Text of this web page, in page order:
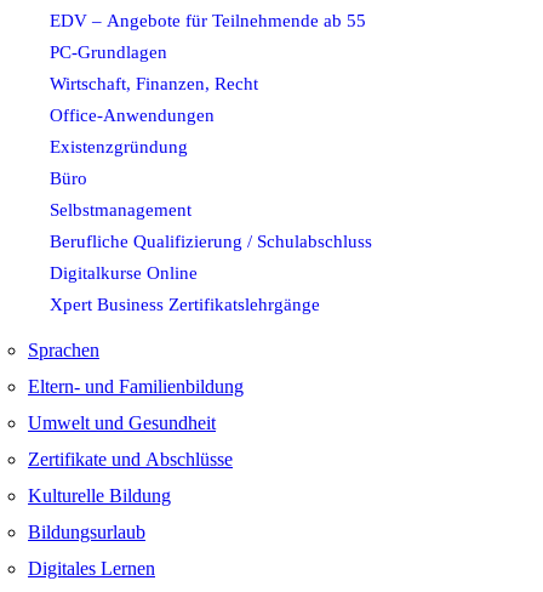
EDV – Angebote für Teilnehmende ab 55
PC-Grundlagen
Wirtschaft, Finanzen, Recht
Office-Anwendungen
Existenzgründung
Büro
Selbstmanagement
Berufliche Qualifizierung / Schulabschluss
Digitalkurse Online
Xpert Business Zertifikatslehrgänge
Sprachen
Eltern- und Familienbildung
Umwelt und Gesundheit
Zertifikate und Abschlüsse
Kulturelle Bildung
Bildungsurlaub
Digitales Lernen